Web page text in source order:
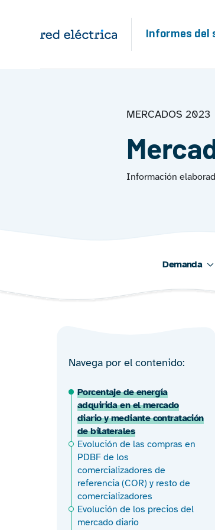
Informes del
MERCADOS 2023
Información
Demanda
Navega por el contenido
Porcentaje de energía
adquirida en el mercado
diario y mediante contratación
de bilaterales
Evolución de las compras en
PDBF de los
comercializadores de
referencia (COR) y resto de
comercializadores
Evolución de los precios del
mercado diario